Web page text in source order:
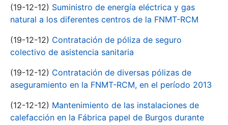
(19-12-12) Suministro de energía eléctrica y gas
natural a los diferentes centros de la FNMT-RCM
(19-12-12) Contratación de póliza de seguro
colectivo de asistencia sanitaria
(19-12-12) Contratación de diversas pólizas de
aseguramiento en la FNMT-RCM, en el período 2013
(12-12-12) Mantenimiento de las instalaciones de
calefacción en la Fábrica papel de Burgos durante